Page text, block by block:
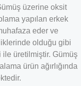
üzerine oksit
yapılan erkek
eder ve
olduğu gibi
üretilmiştir. Gümüş
ürün ağırlığında